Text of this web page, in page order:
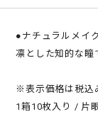
●ナチュラルメイク
凛とした知的な瞳
※表示価格は税込
1箱10枚入り / 片